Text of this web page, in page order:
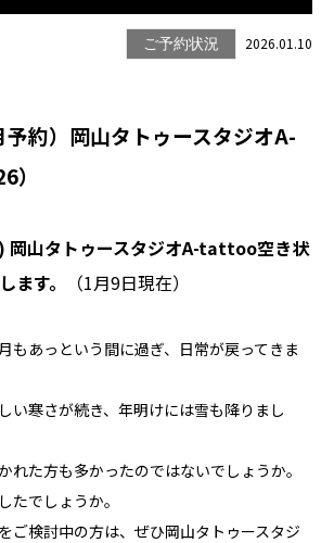
ご予約状況 2026.01.10
予約）岡山タトゥースタジオA-
岡山タトゥースタジオA-tattoo空き状
ます。
（1月9日現在）
もあっという間に過ぎ、日常が戻ってきま
い寒さが続き、年明けには雪も降りまし
れた方も多かったのではないでしょうか。
たでしょうか。
ご検討中の方は、ぜひ岡山タトゥースタジ